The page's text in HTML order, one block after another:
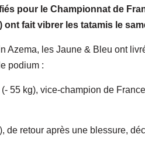
pour le Championnat de
ont fait vibrer les tatamis le
Azema, les Jaune & Bleu ont
podium :
(- 55 kg), vice-champion de
de retour après une blessure,